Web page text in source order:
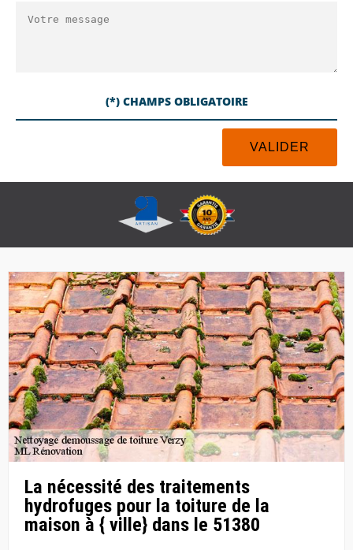
(*) CHAMPS OBLIGATOIRE
La nécessité des traitements
hydrofuges pour la toiture de la
maison à { ville} dans le 51380